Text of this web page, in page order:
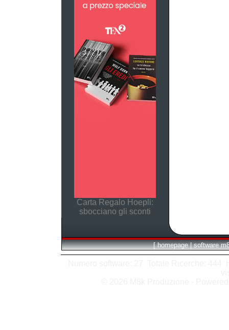
Carta Regalo Hoepli:
sbocciano gli sconti
[ homepage | software